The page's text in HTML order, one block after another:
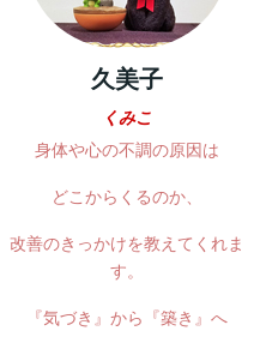
久美子
くみこ
身体や心の不調の原因は
どこからくるのか、
改善のきっかけを教えてくれま
す。
『気づき』から『築き』へ